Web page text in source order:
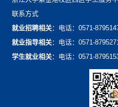
联系方式
就业招聘相关：电话：0571-
就业指导相关：电话：0571-
学生就业相关：电话：0571-